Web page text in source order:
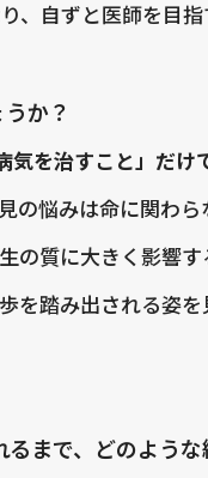
、自ずと医師を目指
か？
病気を治すこと」だ
の悩みは命に関わ
の質に大きく影響
を踏み出される姿
まで、どのよう